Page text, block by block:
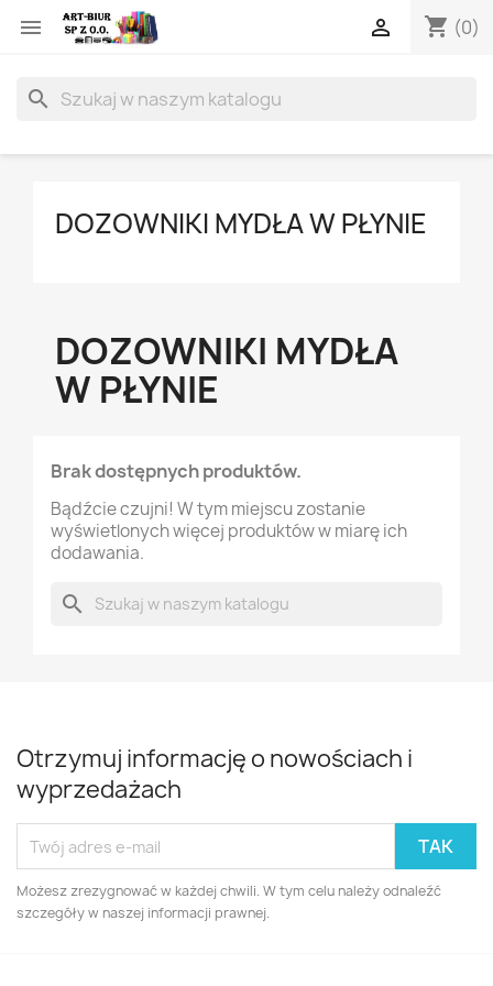
 shopping_cart (0)

search
DOZOWNIKI MYDŁA W PŁYNIE
DOZOWNIKI MYDŁA
W PŁYNIE
Brak dostępnych produktów.
Bądźcie czujni! W tym miejscu zostanie
wyświetlonych więcej produktów w miarę ich
dodawania.
search
Otrzymuj informację o nowościach i
wyprzedażach
Możesz zrezygnować w każdej chwili. W tym celu należy odnaleźć
szczegóły w naszej informacji prawnej.